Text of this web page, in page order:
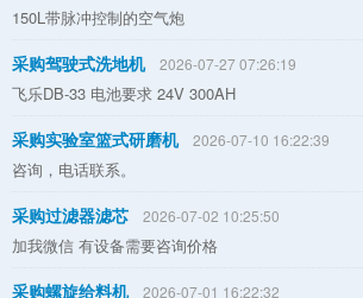
150L带脉冲控制的空气炮
采购驾驶式洗地机 2026-07-27 07:26:19
飞乐DB-33 电池要求 24V 300AH
采购实验室篮式研磨机 2026-07-10 16:22:39
咨询，电话联系。
采购过滤器滤芯 2026-07-02 10:25:50
加我微信 有设备需要咨询价格
采购螺旋给料机 2026-07-01 16:22:32